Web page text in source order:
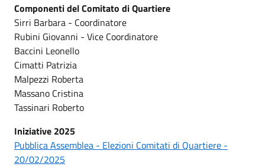
Componenti del Comitato di Quartiere
Sirri Barbara - Coordinatore
Rubini Giovanni - Vice Coordinatore
Baccini Leonello
Cimatti Patrizia
Malpezzi Roberta
Massano Cristina
Tassinari Roberto
Iniziative 2025
Pubblica Assemblea - Elezioni Comitati di Quartiere -
20/02/2025